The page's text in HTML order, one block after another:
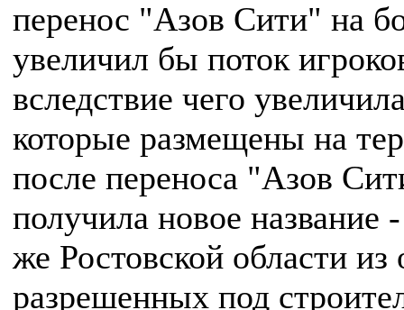
перенос "Азов Сити" на
увеличил бы поток
вследствие чего
которые размещены на
после переноса "Азов
получила новое
же Ростовской области
разрешенных под